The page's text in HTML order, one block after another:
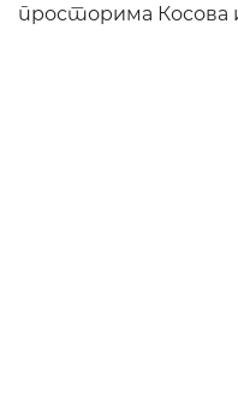
просторима Косова